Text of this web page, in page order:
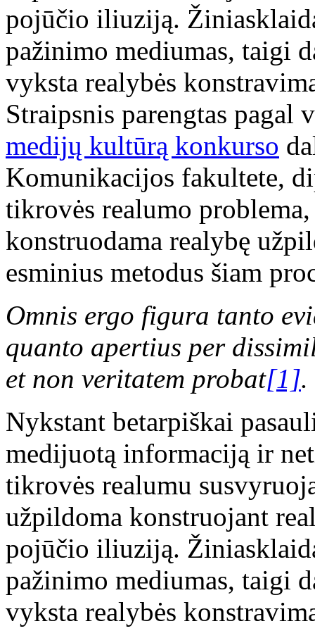
pojūčio iliuziją.
pažinimo mediumas, taigi
vyksta realybės
Straipsnis parengtas pagal
medijų kultūrą konkurso
Komunikacijos fakultete,
tikrovės realumo
konstruodama realybę
esminius metodus šiam
Omnis ergo figura tanto
quanto apertius per
et non veritatem probat[1].
Nykstant betarpiškai
medijuotą informaciją ir
tikrovės realumu
užpildoma konstruojant
pojūčio iliuziją.
pažinimo mediumas, taigi
vyksta realybės